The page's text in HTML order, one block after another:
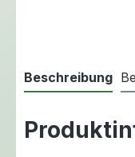
Beschreibung